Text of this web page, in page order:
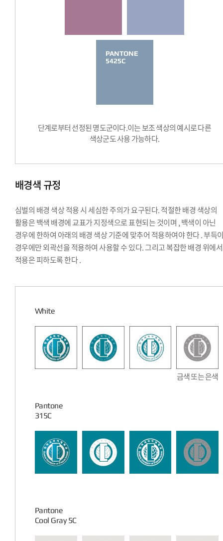
PANTONE
5425C
단계로부터 선정된 명도군이다.이는 보조 색상의 예시로 다른
색상군도 사용 가능하다.
배경색 규정
심벌의 배경 색상 적용 시 세심한 주의가 요구된다. 적절한 배경 색상의
활용은 백색 배경에 교표가 지정색으로 표현되는 것이며 , 백색이 아닌
경우에 한하여 아래의 배경 색상 기준에 맞추어 적용하여야 한다 . 부득
경우에만 외곽선을 적용하여 사용할 수 있다. 그리고 복잡한 배경 위에
적용은 피하도록 한다 .
White
금색 또는 은색
Pantone
315C
Pantone
Cool Gray 5C